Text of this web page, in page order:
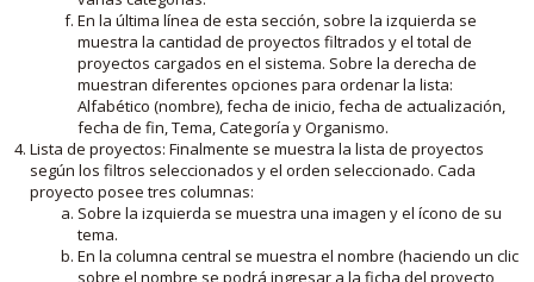
En la última línea de esta sección, sobre la izquierda se
muestra la cantidad de proyectos filtrados y el total de
proyectos cargados en el sistema. Sobre la derecha de
muestran diferentes opciones para ordenar la lista:
Alfabético (nombre), fecha de inicio, fecha de actualización,
fecha de fin, Tema, Categoría y Organismo.
Lista de proyectos: Finalmente se muestra la lista de proyectos
según los filtros seleccionados y el orden seleccionado. Cada
proyecto posee tres columnas:
Sobre la izquierda se muestra una imagen y el ícono de su
tema.
En la columna central se muestra el nombre (haciendo un clic
sobre el nombre se podrá ingresar a la ficha del proyecto